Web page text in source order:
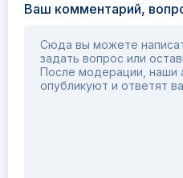
Ваш комментарий,
Сюда вы можете
задать вопрос или
После модерации, наши
опубликуют и ответят